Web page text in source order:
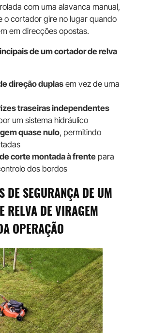
com uma alavanca manual,
o cortador gire no lugar quando
em direcções opostas.
de um cortador de relva
direção duplasem vez de uma
traseiras independentes
um sistema hidráulico
quase nulo, permitindo
corte montada à frente para
dos bordos
DE SEGURANÇA DE UM
RELVA DE VIRAGEM
OPERAÇÃO